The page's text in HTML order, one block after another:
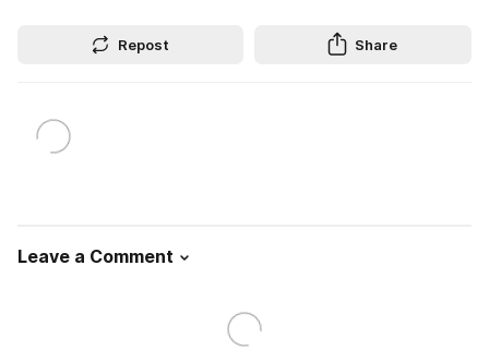
Repost Share
Leave a Comment